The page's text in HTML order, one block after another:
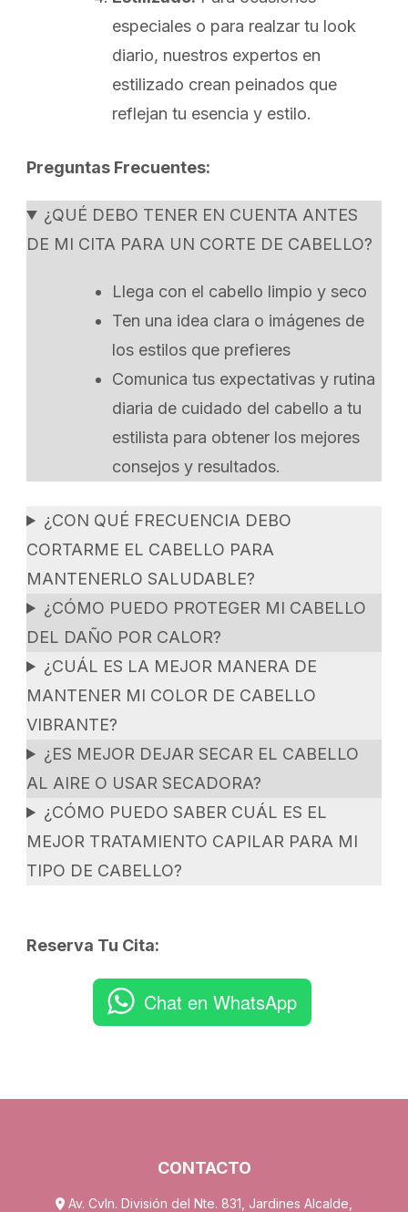
especiales o para realzar tu look
diario, nuestros expertos en
estilizado crean peinados que
reflejan tu esencia y estilo.
Preguntas Frecuentes:
¿QUÉ DEBO TENER EN CUENTA ANTES
DE MI CITA PARA UN CORTE DE CABELLO?
Llega con el cabello limpio y seco
Ten una idea clara o imágenes de
los estilos que prefieres
Comunica tus expectativas y rutina
diaria de cuidado del cabello a tu
estilista para obtener los mejores
consejos y resultados.
¿CON QUÉ FRECUENCIA DEBO
CORTARME EL CABELLO PARA
MANTENERLO SALUDABLE?
¿CÓMO PUEDO PROTEGER MI CABELLO
DEL DAÑO POR CALOR?
¿CUÁL ES LA MEJOR MANERA DE
MANTENER MI COLOR DE CABELLO
VIBRANTE?
¿ES MEJOR DEJAR SECAR EL CABELLO
AL AIRE O USAR SECADORA?
¿CÓMO PUEDO SABER CUÁL ES EL
MEJOR TRATAMIENTO CAPILAR PARA MI
TIPO DE CABELLO?
Reserva Tu Cita:
Chat en WhatsApp
CONTACTO
Av. Cvln. División del Nte. 831, Jardines Alcalde,